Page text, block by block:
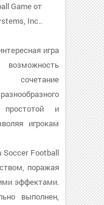
Game от
Inc..
игра
сочетание
и
игрокам
Football
поражая
эффектами.
выполнен,